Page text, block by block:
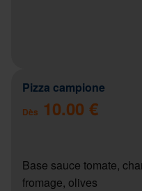
Pizza campione
Dès 10.00 €
Base sauce tomate,
fromage, olives